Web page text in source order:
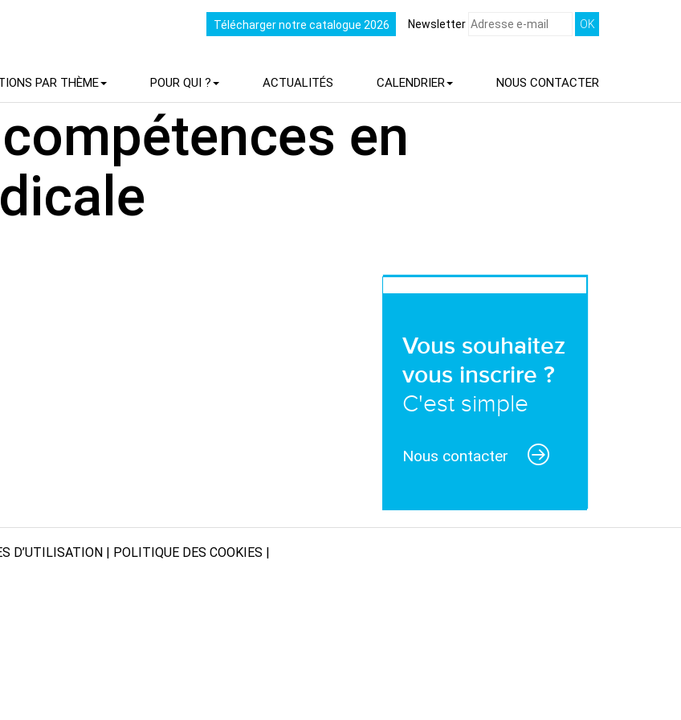
Télécharger notre catalogue 2026 Newsletter
PAR THÈME POUR QUI ? ACTUALITÉS CALENDRIER NOUS CONTACTER
en
Vous souhaitez
vous inscrire ?
C'est simple
Nous contacter
D’UTILISATION POLITIQUE DES COOKIES